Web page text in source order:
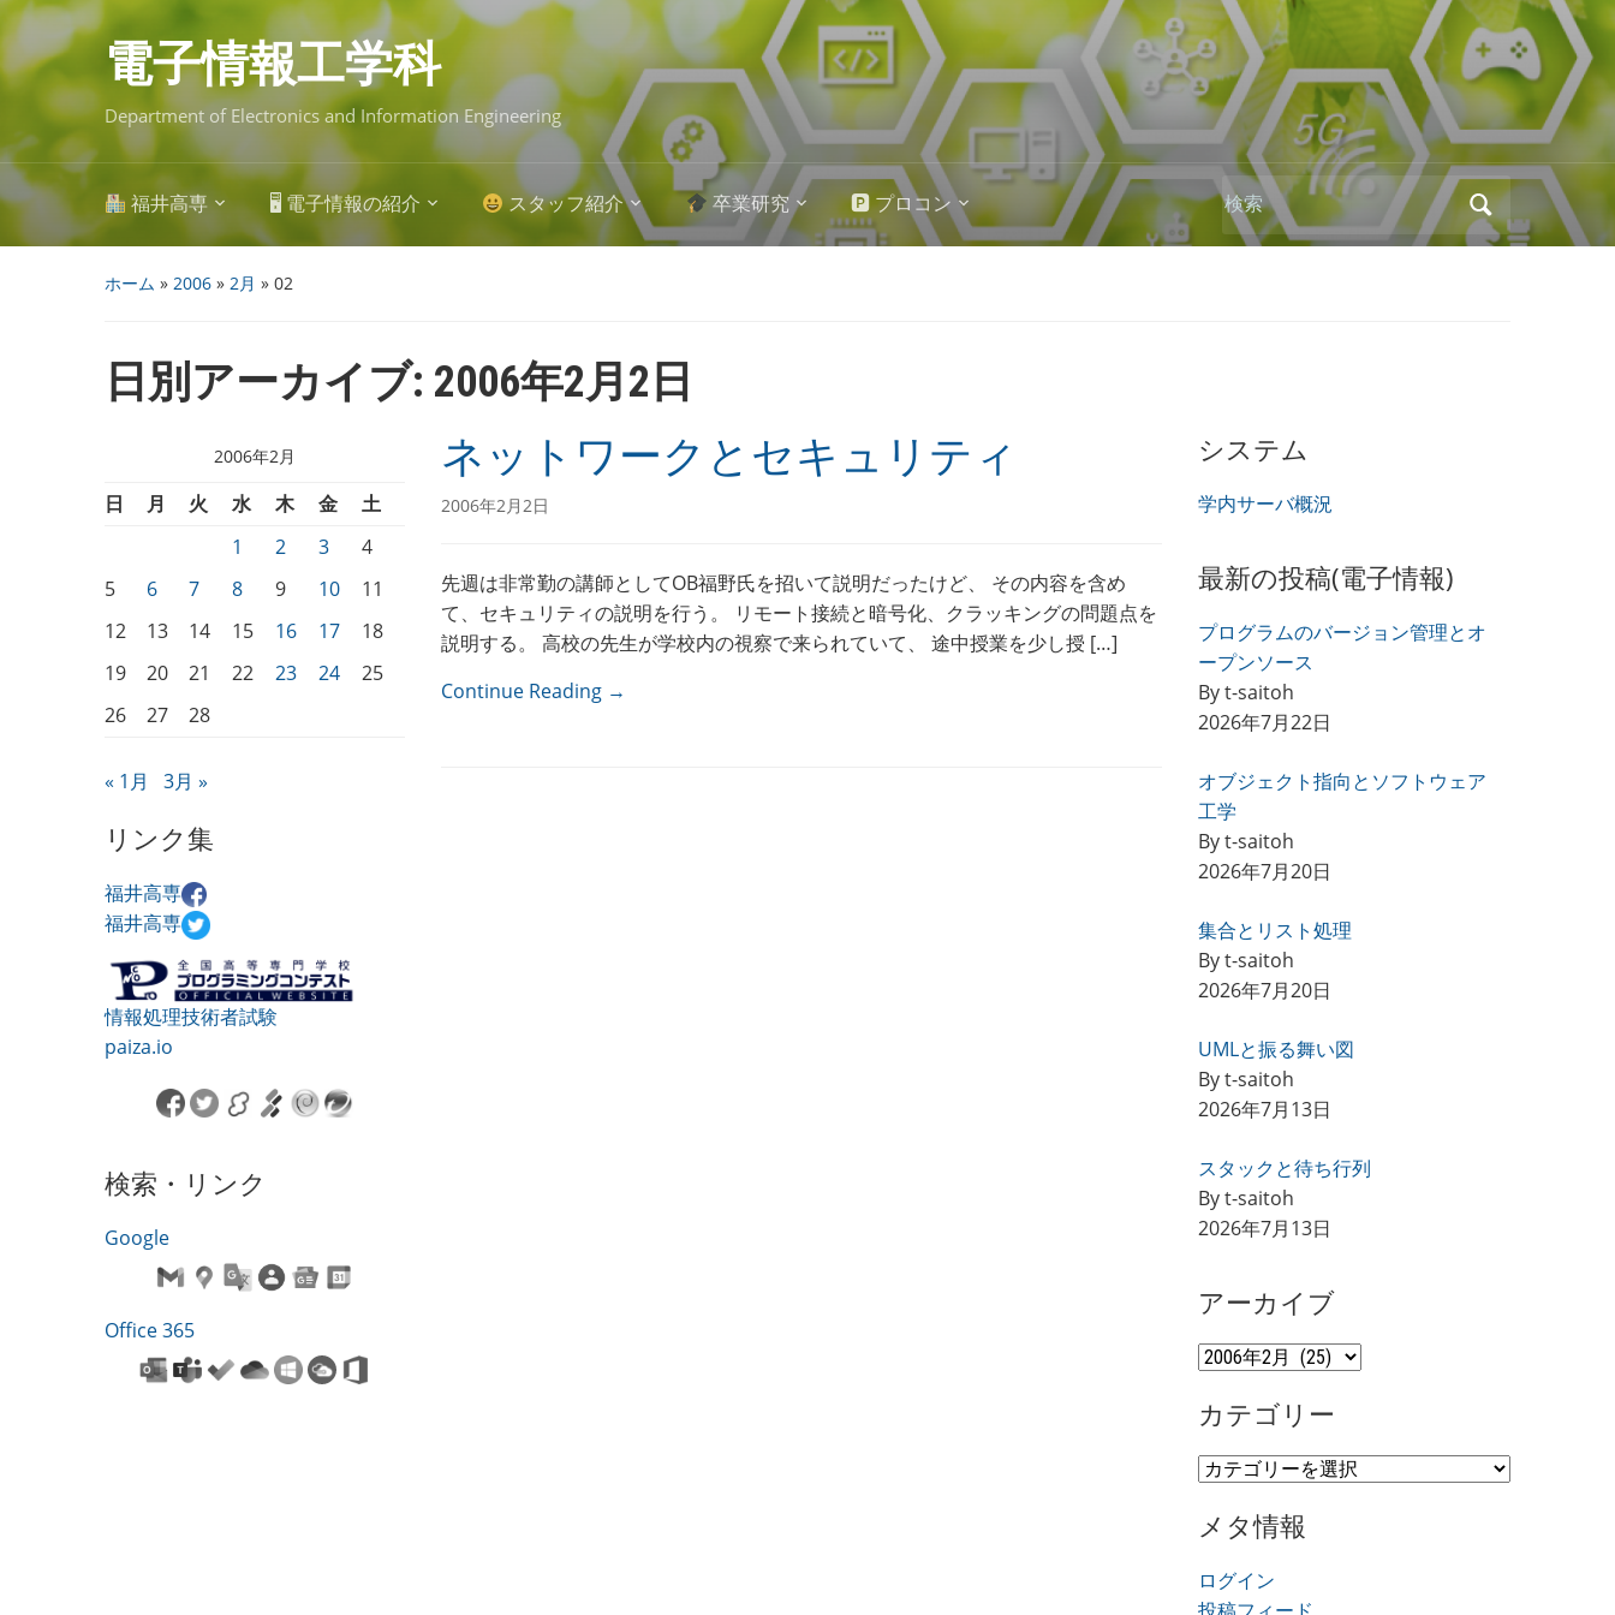
Skip
to
main
content 電子情報工学科
Department of Electronics and Information Engineering
福井高専 🖥 電子情報の紹介 スタッフ紹介 卒業研究 🅿 プロコン
Search
for:
ホーム » 2006 » 2月 » 02
日別アーカイブ: 2006年2月2日
2006年2月
日 月 火 水 木 金
土
1
2 3
4
5
6 7 8 9 10
11
12
13 14 15 16 17
18
19
20 21 22 23 24
25
26
27 28
« 1月 3月 »
リンク集
福井高専
福井高専
情報処理技術者試験
paiza.io
検索・リンク
Google
Office 365
ネットワークとセキュリティ
2006年2月2日
先週は非常勤の講師としてOB福野氏を招いて説明だったけど、 その内容を含め
て、セキュリティの説明を行う。 リモート接続と暗号化、クラッキングの問題点を
説明する。 高校の先生が学校内の視察で来られていて、 途中授業を少し授 […]
Continue Reading →
システム
学内サーバ概況
最新の投稿(電子情報)
プログラムのバージョン管理とオ
ープンソース
By t-saitoh
2026年7月22日
オブジェクト指向とソフトウェア
工学
By t-saitoh
2026年7月20日
集合とリスト処理
By t-saitoh
2026年7月20日
UMLと振る舞い図
By t-saitoh
2026年7月13日
スタックと待ち行列
By t-saitoh
2026年7月13日
アーカイブ
ア
カ
ブ
カテゴリー
カ
ゴ
ー
メタ情報
ログイン